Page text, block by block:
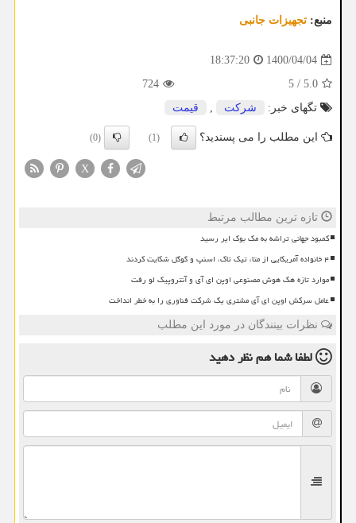
منبع: تجهیزات جانبی
1400/04/04
18:37:20
5.0
/
5
724
تگهای خبر:
شركت , قیمت
این مطلب را می پسندید؟ (1)
(0)
X
تازه ترین مطالب مرتبط
کمبود جهانی تراشه به مک بوک ایر رسید
۴ خانواده آمریکایی از متا، تیک تاک، اسنپ و گوگل شکایت کردند
موارد تازه هک هوش مصنوعی اوپن ای آی و آنتروپیک لو رفت
عامل سرکش اوپن ای آی مشتری یک شرکت فناوری را به خطر انداخت
نظرات بینندگان در مورد این مطلب
لطفا شما همنظر دهید